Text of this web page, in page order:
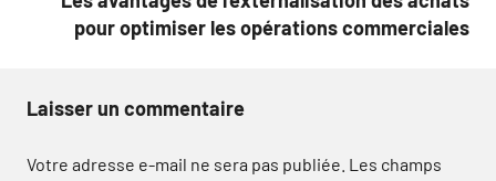
pour optimiser les opérations commerciales
Laisser un commentaire
Votre adresse e-mail ne sera pas publiée. Les champs